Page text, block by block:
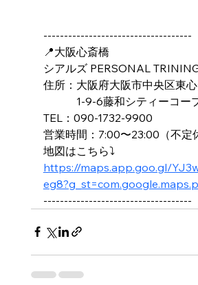
------------------------------------
📍大阪心斎橋
シアルズ PERSONAL
住所：大阪府大阪市中央区東
1-9-6藤和シティーコー
TEL：090-1732-9900
営業時間：7:00〜23:00（不定
地図はこちら⤵️
https://maps.app.goo.gl/
------------------------------------